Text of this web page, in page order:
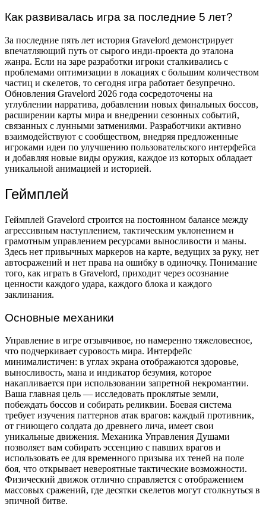
Как развивалась игра за последние 5 лет?
За последние пять лет история Gravelord демонстрирует
впечатляющий путь от сырого инди-проекта до эталона
жанра. Если на заре разработки игроки сталкивались с
проблемами оптимизации в локациях с большим количеством
частиц и скелетов, то сегодня игра работает безупречно.
Обновления Gravelord 2026 года сосредоточены на
углублении нарратива, добавлении новых финальных боссов,
расширении карты мира и внедрении сезонных событий,
связанных с лунными затмениями. Разработчики активно
взаимодействуют с сообществом, внедряя предложенные
игроками идеи по улучшению пользовательского интерфейса
и добавляя новые виды оружия, каждое из которых обладает
уникальной анимацией и историей.
Геймплей
Геймплей Gravelord строится на постоянном балансе между
агрессивным наступлением, тактическим уклонением и
грамотным управлением ресурсами выносливости и маны.
Здесь нет привычных маркеров на карте, ведущих за руку, нет
автосражений и нет права на ошибку в одиночку. Понимание
того, как играть в Gravelord, приходит через осознание
ценности каждого удара, каждого блока и каждого
заклинания.
Основные механики
Управление в игре отзывчивое, но намеренно тяжеловесное,
что подчеркивает суровость мира. Интерфейс
минималистичен: в углах экрана отображаются здоровье,
выносливость, мана и индикатор безумия, которое
накапливается при использовании запретной некромантии.
Ваша главная цель — исследовать проклятые земли,
побеждать боссов и собирать реликвии. Боевая система
требует изучения паттернов атак врагов: каждый противник,
от гниющего солдата до древнего лича, имеет свои
уникальные движения. Механика Управления Душами
позволяет вам собирать эссенцию с павших врагов и
использовать ее для временного призыва их теней на поле
боя, что открывает невероятные тактические возможности.
Физический движок отлично справляется с отображением
массовых сражений, где десятки скелетов могут столкнуться в
эпичной битве.